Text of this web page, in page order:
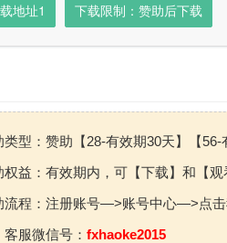
地址1 下载限制：赞助后下载
类型：赞助【28-有效期30天】【56-
权益：有效期内，可【下载】和【
流程：注册账号—>账号中心—>点击
服微信号： fxhaoke2015